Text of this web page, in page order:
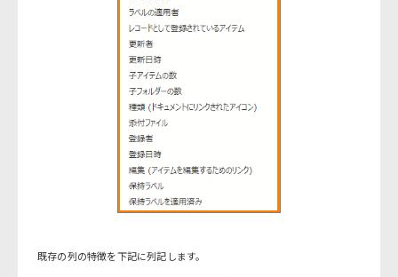
既存の列の特徴を下記に列記します。